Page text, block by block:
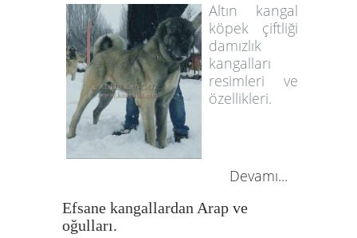
Altın kangal
köpek çiftliği
damızlık
kangalları
resimleri ve
özellikleri.
Devamı...
Efsane kangallardan Arap ve
oğulları.